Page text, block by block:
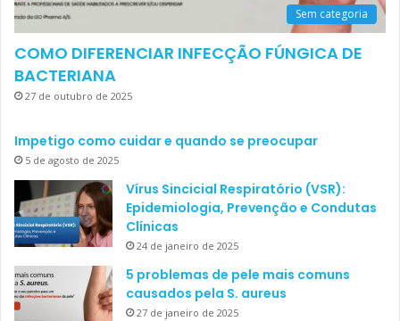
Sem categoria
COMO DIFERENCIAR INFECÇÃO FÚNGICA DE
BACTERIANA
27 de outubro de 2025
Impetigo como cuidar e quando se preocupar
5 de agosto de 2025
Vírus Sincicial Respiratório (VSR):
Epidemiologia, Prevenção e Condutas
Clínicas
24 de janeiro de 2025
5 problemas de pele mais comuns
causados pela S. aureus
27 de janeiro de 2025